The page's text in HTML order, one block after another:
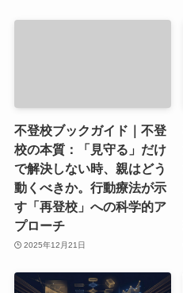
不登校ブックガイド｜不登
校の本質：「見守る」だけ
で解決しない時、親はどう
動くべきか。行動療法が示
す「再登校」への科学的ア
プローチ
2025年12月21日